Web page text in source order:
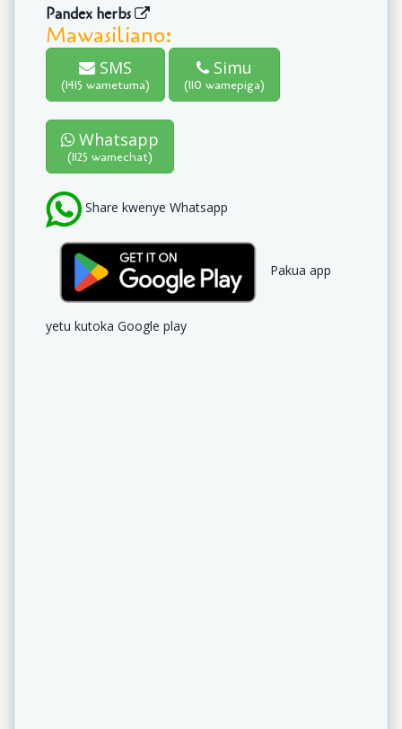
Pandex herbs
Mawasiliano:
SMS
(1415 wametuma)
Simu
(110 wamepiga)
Whatsapp
(1125 wamechat)
Share kwenye Whatsapp
Pakua app
yetu kutoka Google play